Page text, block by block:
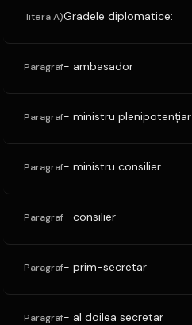
litera A)Gradele diplomatice:
Paragraf- ambasador
Paragraf- ministru plenipotenţiar
Paragraf- ministru consilier
Paragraf- consilier
Paragraf- prim-secretar
Paragraf- al doilea secretar